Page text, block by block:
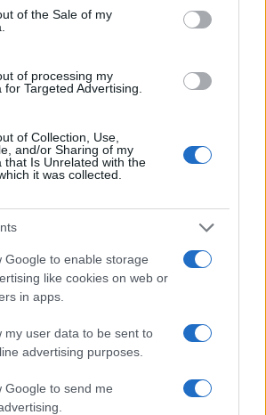
of the Sale of my
of processing my
Targeted Advertising.
of Collection, Use,
and/or Sharing of my
that Is Unrelated with the
it was collected.
Google to enable storage
like cookies on web or
in apps.
my user data to be sent to
advertising purposes.
Google to send me